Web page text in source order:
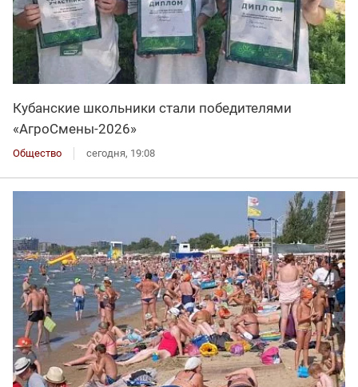
Кубанские школьники стали победителями
«АгроСмены-2026»
Общество сегодня, 19:08